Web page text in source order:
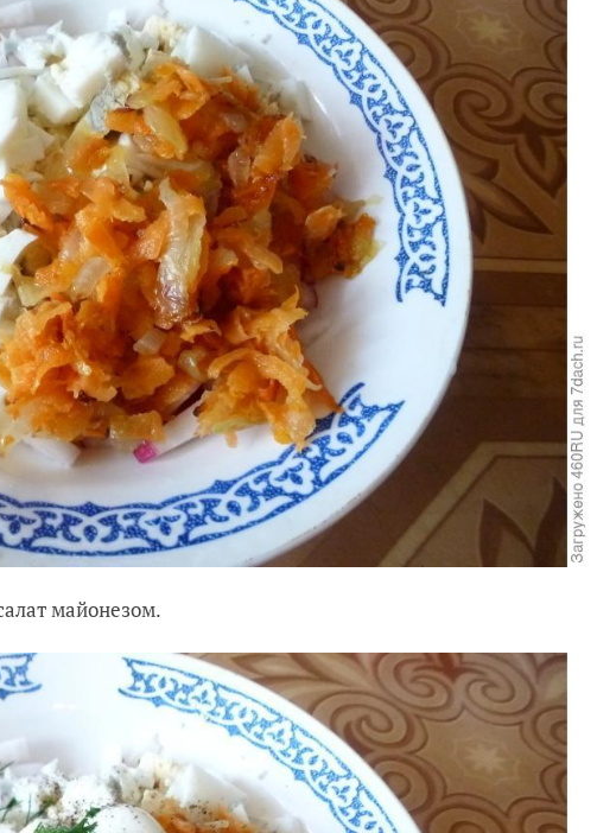
майонезом.